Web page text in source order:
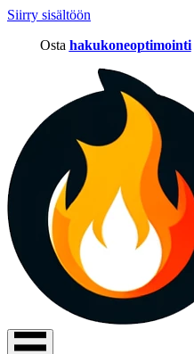
Siirry sisältöön
Osta hakukoneoptimointi